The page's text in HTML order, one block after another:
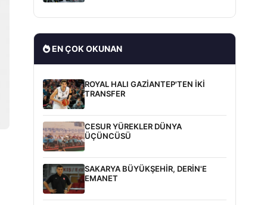
EN ÇOK OKUNAN
ROYAL HALI GAZİANTEP'TEN İKİ
TRANSFER
CESUR YÜREKLER DÜNYA
ÜÇÜNCÜSÜ
SAKARYA BÜYÜKŞEHİR, DERİN'E
EMANET